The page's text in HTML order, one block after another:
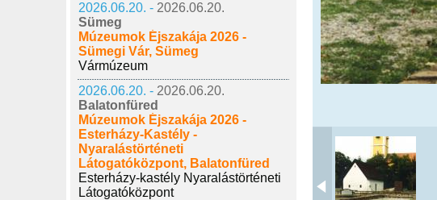
2026.06.20. - 2026.06.20.
Sümeg
Múzeumok Éjszakája 2026 -
Sümegi Vár, Sümeg
Vármúzeum
2026.06.20. - 2026.06.20.
Balatonfüred
Múzeumok Éjszakája 2026 -
Esterházy-Kastély -
Nyaralástörténeti
Látogatóközpont, Balatonfüred
Esterházy-kastély Nyaralástörténeti
Látogatóközpont